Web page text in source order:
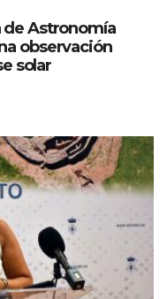
de Astronomía
observación
solar